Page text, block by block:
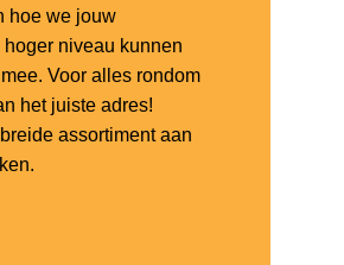
hoe we jouw
niveau kunnen
Voor alles rondom
het juiste adres!
assortiment aan